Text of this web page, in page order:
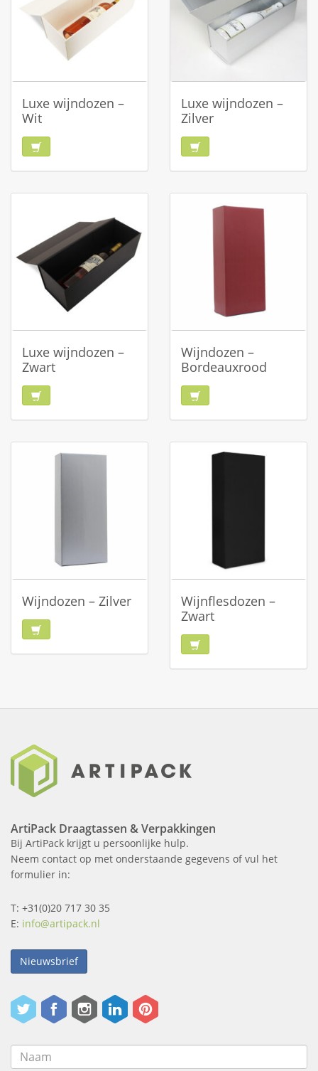
Luxe wijndozen –
Wit
Luxe wijndozen –
Zilver
Luxe wijndozen –
Zwart
Wijndozen –
Bordeauxrood
Wijndozen – Zilver
Wijnflesdozen –
Zwart
ArtiPack Draagtassen & Verpakkingen
Bij ArtiPack krijgt u persoonlijke hulp.
Neem contact op met onderstaande gegevens of vul het
formulier in:
T: +31(0)20 717 30 35
E: info@artipack.nl
Nieuwsbrief